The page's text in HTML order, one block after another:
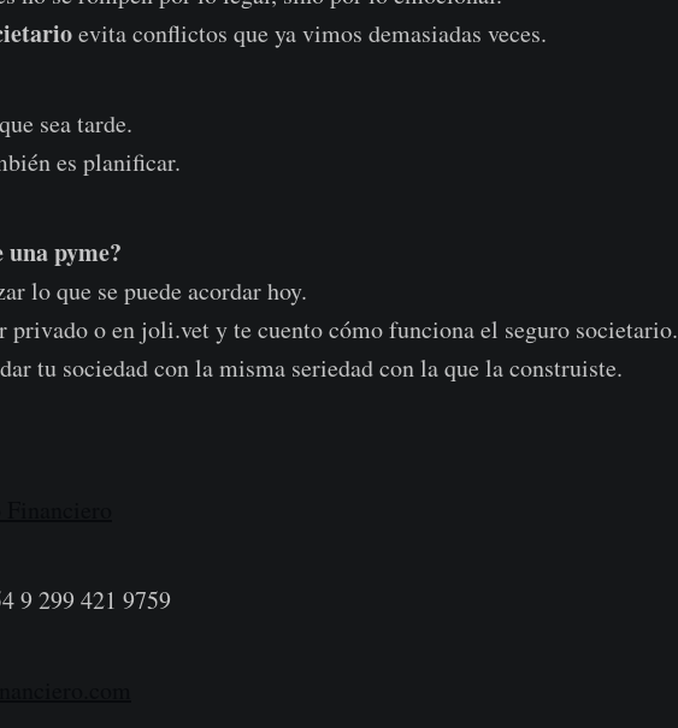
evita conflictos que ya vimos demasiadas veces.
sea tarde.
es planificar.
una pyme?
lo que se puede acordar hoy.
privado o en joli.vet y te cuento cómo funciona el seguro societario.
tu sociedad con la misma seriedad con la que la construiste.
9 299 421 9759